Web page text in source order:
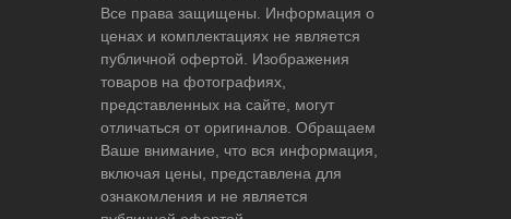
Все права защищены. Информация о
ценах и комплектациях не является
публичной офертой. Изображения
товаров на фотографиях,
представленных на сайте, могут
отличаться от оригиналов. Обращаем
Ваше внимание, что вся информация,
включая цены, представлена для
ознакомления и не является